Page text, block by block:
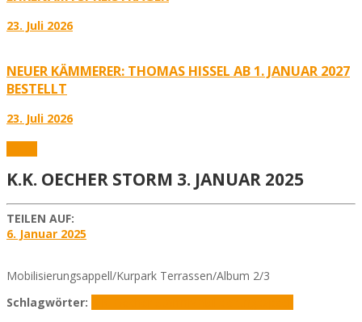
23. Juli 2026
NEUER KÄMMERER: THOMAS HISSEL AB 1. JANUAR 2027
BESTELLT
23. Juli 2026
K.K. OECHER STORM 3. JANUAR 2025
TEILEN AUF:
6. Januar 2025
Mobilisierungsappell/Kurpark Terrassen/Album 2/3
Schlagwörter: